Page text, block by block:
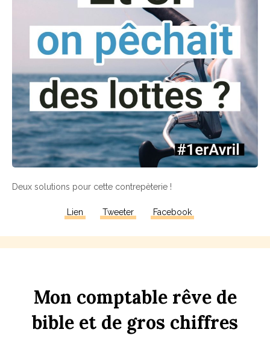
Deux solutions pour cette contrepèterie !
Lien Tweeter Facebook
Mon comptable rêve de
bible et de gros chiffres